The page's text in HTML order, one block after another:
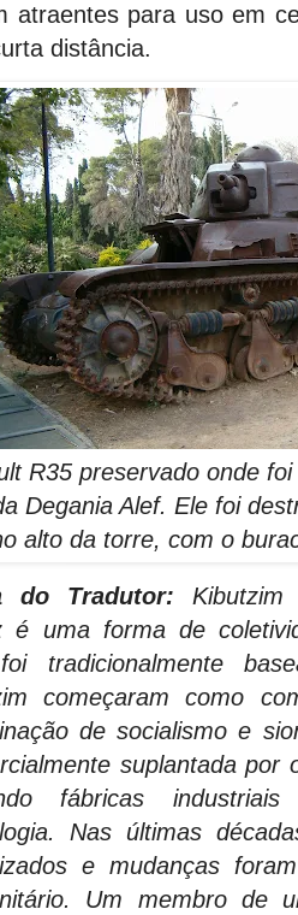
atraentes para uso em
distância.
R35 preservado onde
Degania Alef. Ele foi
alto da torre, com o
do Tradutor:
é uma forma de
tradicionalmente
começaram como
de socialismo e
suplantada por
fábricas
Nas últimas
e mudanças
Um membro de